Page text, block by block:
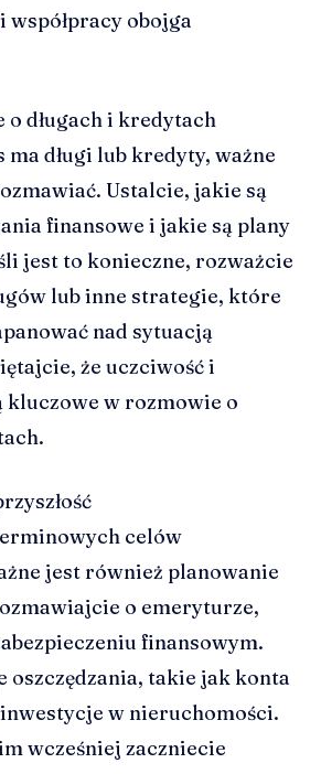
współpracy obojga
o długach i kredytach
ma długi lub kredyty, ważne
Ustalcie, jakie są
finansowe i jakie są plany
jest to konieczne, rozważcie
lub inne strategie, które
nad sytuacją
że uczciwość i
kluczowe w rozmowie o
celów
jest również planowanie
o emeryturze,
finansowym.
oszczędzania, takie jak konta
w nieruchomości.
wcześniej zaczniecie